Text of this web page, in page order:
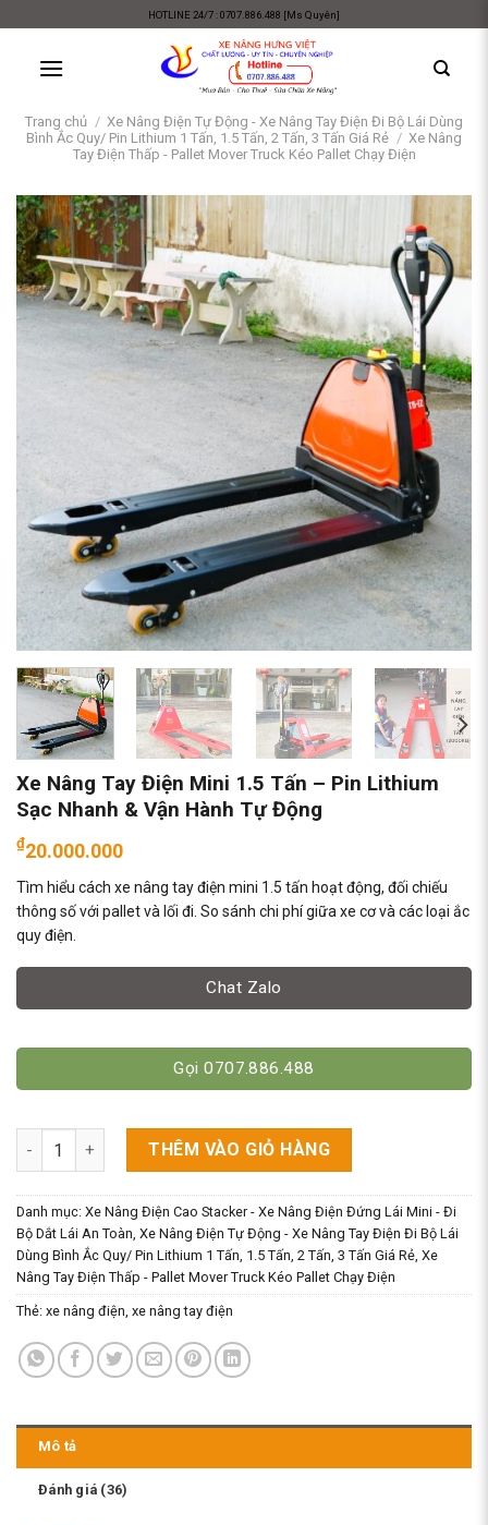
content
HOTLINE 24/7 : 0707.886.488 [Ms Quyên]
Trang chủ / Xe Nâng Điện Tự Động - Xe Nâng Tay Điện Đi Bộ Lái Dùng
Bình Ắc Quy/ Pin Lithium 1 Tấn, 1.5 Tấn, 2 Tấn, 3 Tấn Giá Rẻ / Xe Nâng
Tay Điện Thấp - Pallet Mover Truck Kéo Pallet Chạy Điện
Xe Nâng Tay Điện Mini 1.5 Tấn – Pin Lithium
Sạc Nhanh & Vận Hành Tự Động
₫20.000.000
Tìm hiểu cách xe nâng tay điện mini 1.5 tấn hoạt động, đối chiếu
thông số với pallet và lối đi. So sánh chi phí giữa xe cơ và các loại ắc
quy điện.
Chat Zalo
Gọi 0707.886.488
Xe Nâng Tay Điện Mini 1.5 Tấn – Pin Lithium Sạc Nhanh &
THÊM VÀO GIỎ HÀNG
Danh mục: Xe Nâng Điện Cao Stacker - Xe Nâng Điện Đứng Lái Mini - Đi
Bộ Dắt Lái An Toàn, Xe Nâng Điện Tự Động - Xe Nâng Tay Điện Đi Bộ Lái
Dùng Bình Ắc Quy/ Pin Lithium 1 Tấn, 1.5 Tấn, 2 Tấn, 3 Tấn Giá Rẻ, Xe
Nâng Tay Điện Thấp - Pallet Mover Truck Kéo Pallet Chạy Điện
Thẻ: xe nâng điện, xe nâng tay điện
Mô tả
Đánh giá (36)